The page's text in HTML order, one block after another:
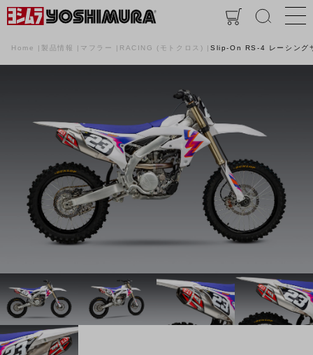
Home 製品情報 マフラー RACING (モトクロス) Slip-On RS-4 レーシング